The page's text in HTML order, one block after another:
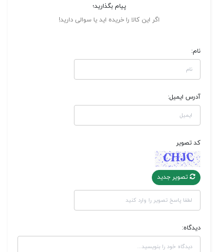
پیام بگذارید؛
اگر این کالا را خریده اید یا سوالی دارید!
نام:
آدرس ایمیل:
کد تصویر
تصویر جدید
دیدگاه: